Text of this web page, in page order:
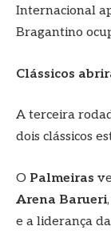
Internacional
Bragantino
Clássicos
A terceira
dois clássicos
O Palmeiras
Arena Barueri
e a liderança